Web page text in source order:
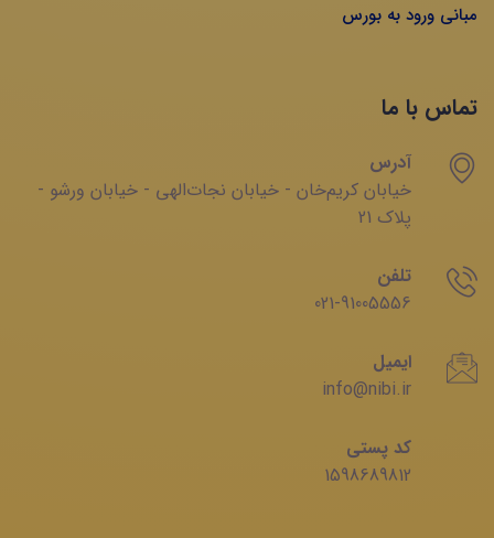
مبانی ورود به بورس
تماس با ما
آدرس
خیابان‌ کریم‌‌خان - خیابان ‌نجات‌الهی - خیابان ‌ورشو -
پلاک 21
تلفن
021-91005556
ایمیل
info@nibi.ir
کد پستی
1598689812